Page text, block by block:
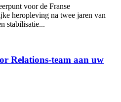
voor de Franse
heropleving na twee jaren van
stabilisatie...
Relations-team aan uw